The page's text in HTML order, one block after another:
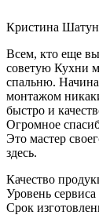
Кристина
Всем, кто еще
советую Кухни
спальню.
монтажом
быстро и
Огромное
Это мастер
здесь.
Качество
Уровень сервиса
Срок